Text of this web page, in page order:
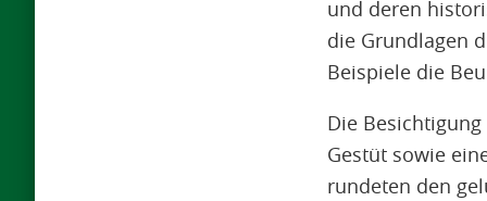
und deren
die Grundlagen
Beispiele die
Die
Gestüt sowie
rundeten den